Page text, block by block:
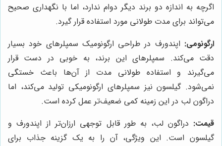
اگرچه به اندازه دو برند دیگر دوام ندارد، اما با نگهداری صحیح
می‌تواند برای مدت طولانی مورد استفاده قرار گیرد.
ارگونومی: اپندورف در طراحی ارگونومیک سمپلرهای خود بسیار
دقت می‌کند. سمپلرهای این برند، به خوبی در دست قرار
می‌گیرند و استفاده طولانی مدت از آن‌ها باعث خستگی
نمی‌شود. گیلسون نیز سمپلرهای ارگونومیکی تولید می‌کند، اما
دراگون لب در این زمینه کمی ضعیف‌تر عمل کرده است.
قیمت: دراگون لب، به طور قابل توجهی ارزان‌تر از اپندورف و
گیلسون است. این ویژگی، آن را به یک گزینه جذاب برای